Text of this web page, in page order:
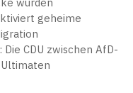
geheime
CDU zwischen AfD-